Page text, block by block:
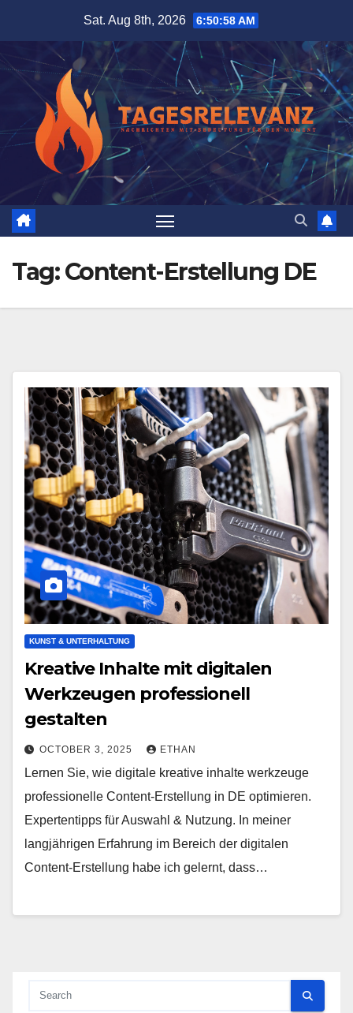
content
Sat. Aug 8th, 2026 6:50:58 AM
Tag:Content-Erstellung DE
KUNST & UNTERHALTUNG
Kreative Inhalte mit digitalen
Werkzeugen professionell
gestalten
OCTOBER 3, 2025 ETHAN
Lernen Sie, wie digitale kreative inhalte werkzeuge
professionelle Content-Erstellung in DE optimieren.
Expertentipps für Auswahl & Nutzung. In meiner
langjährigen Erfahrung im Bereich der digitalen
Content-Erstellung habe ich gelernt, dass…